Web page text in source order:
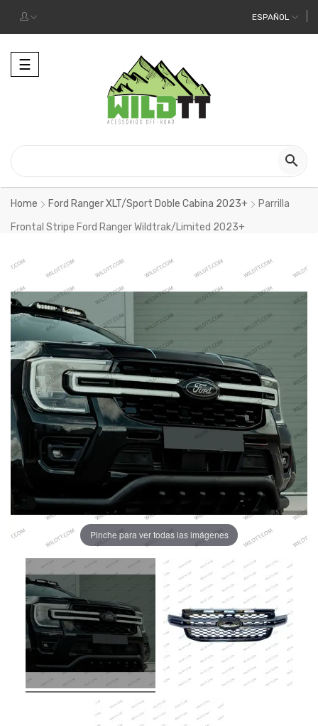
ESPAÑOL
Alternar
la
☰

Home Ford Ranger XLT/Sport Doble Cabina 2023+
Parrilla
Frontal Stripe Ford Ranger Wildtrak/Limited 2023+
Pinche para ver todas las imágenes